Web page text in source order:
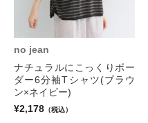
no jean
ナチュラルにこっくりボー
ダー6分袖Tシャツ(ブラウ
ン×ネイビー)
¥2,178 （税込）